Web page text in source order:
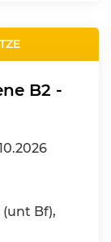
B2 -
(unt Bf),